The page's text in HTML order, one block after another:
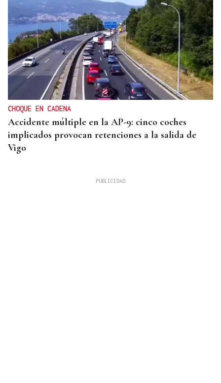
CHOQUE EN CADENA
Accidente múltiple en la AP-9: cinco coches
implicados provocan retenciones a la salida de
Vigo